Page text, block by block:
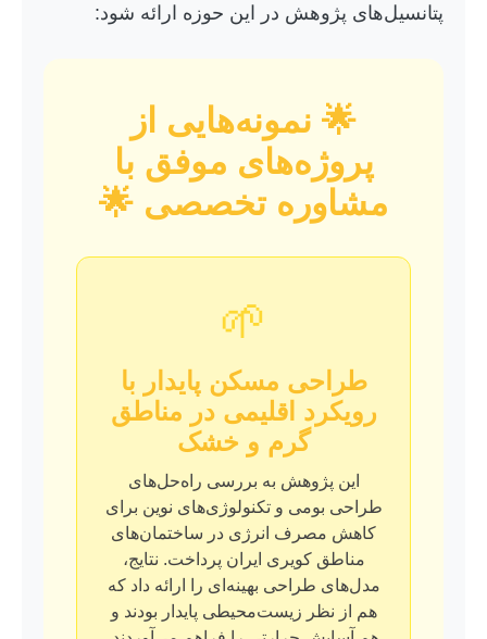
پتانسیل‌های پژوهش در این حوزه ارائه شود:
🌟 نمونه‌هایی از
پروژه‌های موفق با
مشاوره تخصصی 🌟
🌱
طراحی مسکن پایدار با
رویکرد اقلیمی در مناطق
گرم و خشک
این پژوهش به بررسی راه‌حل‌های
طراحی بومی و تکنولوژی‌های نوین برای
کاهش مصرف انرژی در ساختمان‌های
مناطق کویری ایران پرداخت. نتایج،
مدل‌های طراحی بهینه‌ای را ارائه داد که
هم از نظر زیست‌محیطی پایدار بودند و